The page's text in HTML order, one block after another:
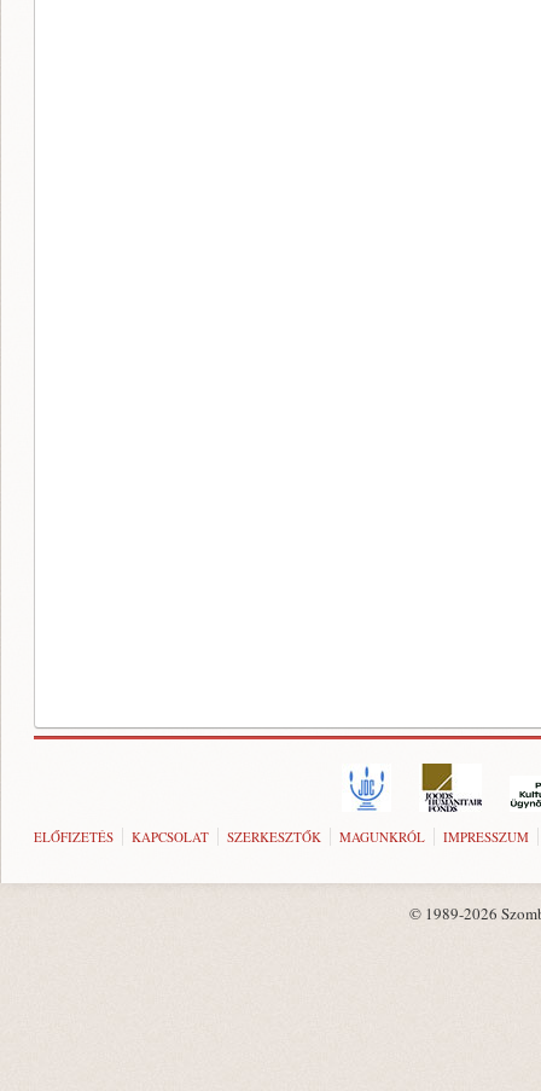
ELŐFIZETÉS KAPCSOLAT SZERKESZTŐK MAGUNKRÓL IMPRESSZUM
© 1989-2026